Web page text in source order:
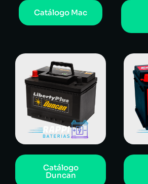
Catálogo Mac
Catálogo
Duncan